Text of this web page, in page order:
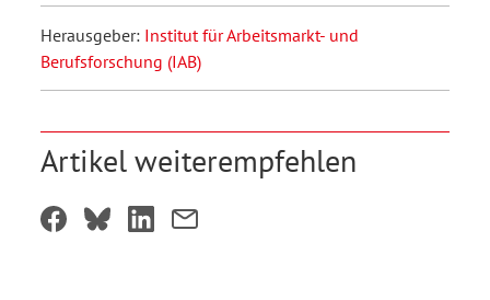
Herausgeber: Institut für Arbeitsmarkt- und
Berufsforschung (IAB)
Artikel weiterempfehlen